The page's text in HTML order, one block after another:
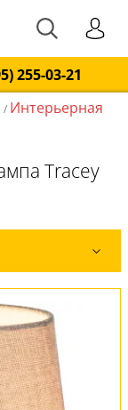
255-03-21
/ Интерьерная
Tracey